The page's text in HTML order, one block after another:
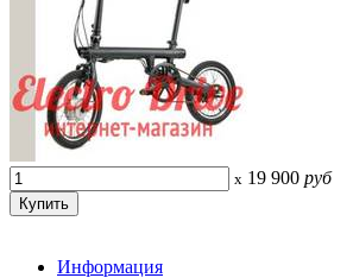
x 19 900 руб
Информация